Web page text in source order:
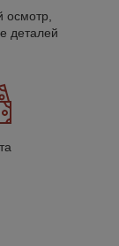
осмотр,
деталей